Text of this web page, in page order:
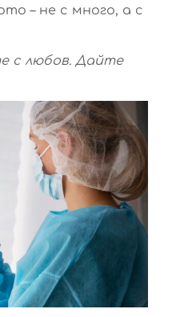
– не с много, а с
с любов. Дайте